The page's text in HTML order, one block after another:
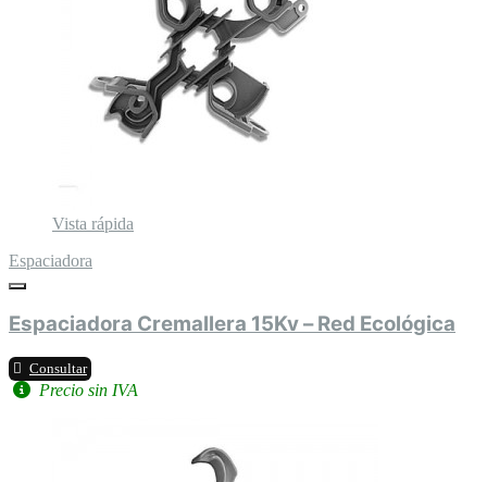
Vista rápida
Espaciadora
Espaciadora Cremallera 15Kv – Red Ecológica
Consultar
Precio sin IVA